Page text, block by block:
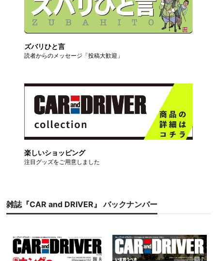
ズバリひと言
読者からのメッセージ「投稿大歓迎」
楽しいショッピング
注目グッズをご用意しました
雑誌『CAR and DRIVER』 バックナンバー